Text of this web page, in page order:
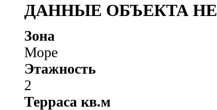
ДАННЫЕ ОБЪЕКТА
Зона
Море
Этажность
2
Терраса кв.м